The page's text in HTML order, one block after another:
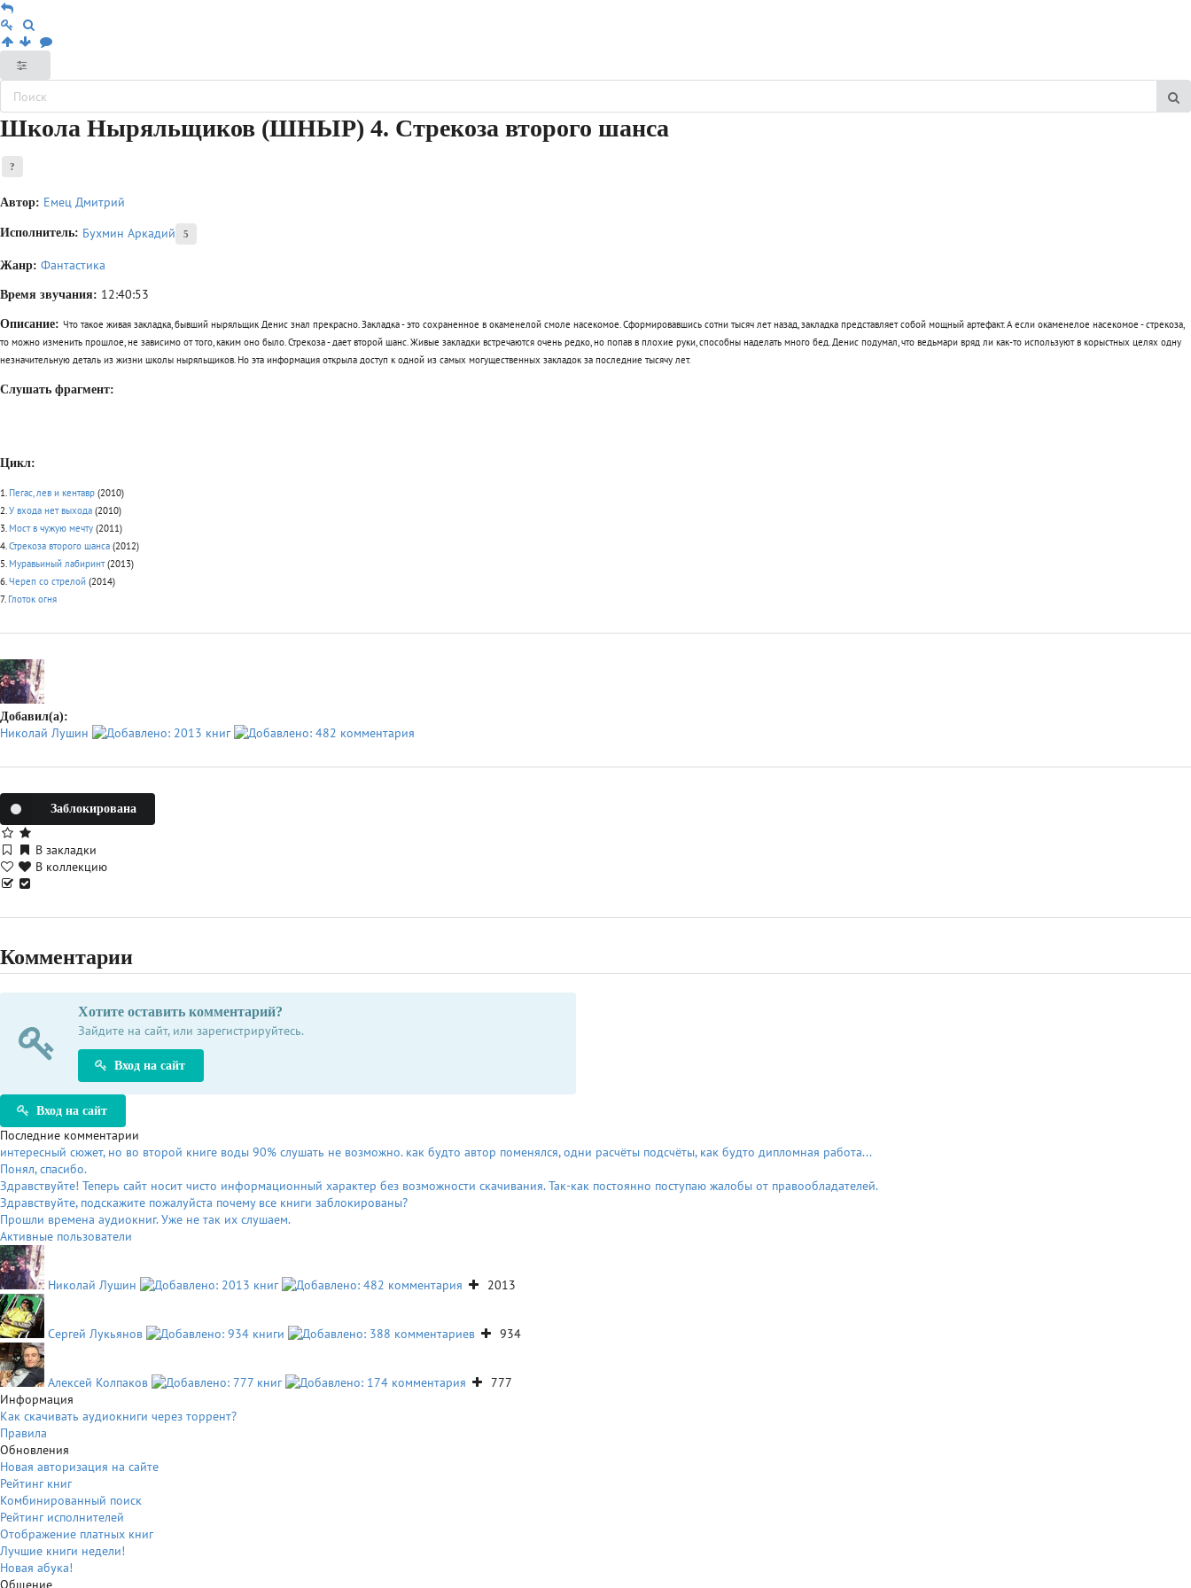
Школа Ныряльщиков (ШНЫР) 4. Стрекоза второго шанса
?
Автор: Емец Дмитрий
Исполнитель: Бухмин Аркадий 5
Жанр: Фантастика
Время звучания: 12:40:53
Описание: Что такое живая закладка, бывший ныряльщик Денис знал прекрасно. Закладка - это сохраненное в окаменелой смоле насекомое. Сформировавшись сотни тысяч лет назад, закладка представляет собой мощный артефакт. А если окаменелое насекомое - стрекоза,
то можно изменить прошлое, не зависимо от того, каким оно было. Стрекоза - дает второй шанс. Живые закладки встречаются очень редко, но попав в плохие руки, способны наделать много бед. Денис подумал, что ведьмари вряд ли как-то используют в корыстных целях одну
незначительную деталь из жизни школы ныряльщиков. Но эта информация открыла доступ к одной из самых могущественных закладок за последние тысячу лет.
Слушать фрагмент:
Цикл:
1. Пегас, лев и кентавр (2010)
2.У входа нет выхода (2010)
3. Мост в чужую мечту (2011)
4.Стрекоза второго шанса (2012)
5. Муравьиный лабиринт(2013)
6.Череп со стрелой (2014)
7. Глоток огня
Добавил(а):
Николай Лушин
Заблокирована
В закладки
В коллекцию
Комментарии
Хотите оставить комментарий?
Зайдите на сайт, или зарегистрируйтесь.
Вход на сайт
Вход на сайт
Последние комментарии
интересный сюжет, но во второй книге воды 90% слушать не возможно. как будто автор поменялся, одни расчёты подсчёты, как будто дипломная работа...
Понял, спасибо.
Здравствуйте! Теперь сайт носит чисто информационный характер без возможности скачивания. Так-как постоянно поступаю жалобы от правообладателей.
Здравствуйте, подскажите пожалуйста почему все книги заблокированы?
Прошли времена аудиокниг. Уже не так их слушаем.
Активные пользователи
Николай Лушин 2013
Сергей Лукьянов 934
Алексей Колпаков
777
Информация
Как скачивать аудиокниги через торрент?
Правила
Обновления
Новая авторизация на сайте
Рейтинг книг
Комбинированный поиск
Рейтинг исполнителей
Отображение платных книг
Лучшие книги недели!
Новая абука!
Общение